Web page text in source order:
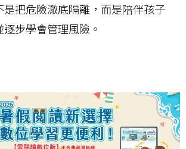
是把危險澈底隔離，而是陪伴孩子
步學會管理風險。